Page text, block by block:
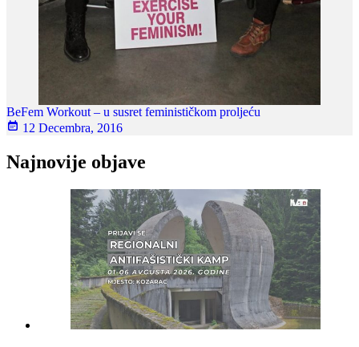
BeFem Workout – u susret feminističkom proljeću
12 Decembra, 2016
Najnovije objave